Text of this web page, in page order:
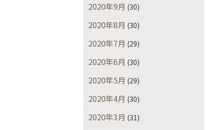
2020年9月 (30)
2020年8月 (30)
2020年7月 (29)
2020年6月 (30)
2020年5月 (29)
2020年4月 (30)
2020年3月 (31)